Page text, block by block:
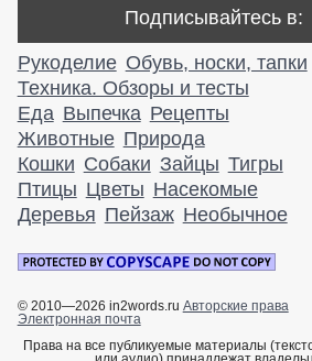
Подписывайтесь в:
Рукоделие Обувь, носки, тапки
Техника. Обзоры и тесты
Еда Выпечка Рецепты
Животные Природа
Кошки Собаки Зайцы Тигры
Птицы Цветы Насекомые
Деревья Пейзаж Необычное
© 2010—2026 in2words.ru Авторские права
Электронная почта
Права на все публикуемые материалы